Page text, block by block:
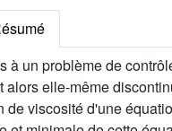
à un problème de
alors elle-même
de viscosité d'une